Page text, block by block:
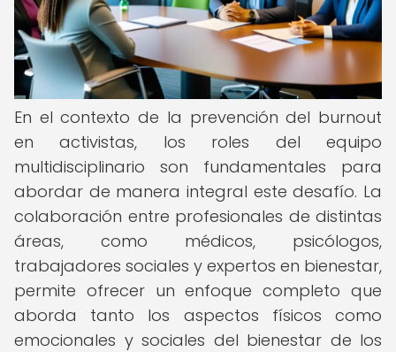
En el contexto de la prevención del burnout
en activistas, los roles del equipo
multidisciplinario son fundamentales para
abordar de manera integral este desafío. La
colaboración entre profesionales de distintas
áreas, como médicos, psicólogos,
trabajadores sociales y expertos en bienestar,
permite ofrecer un enfoque completo que
aborda tanto los aspectos físicos como
emocionales y sociales del bienestar de los